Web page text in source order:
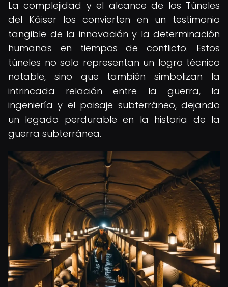
La complejidad y el alcance de los Túneles
del Káiser los convierten en un testimonio
tangible de la innovación y la determinación
humanas en tiempos de conflicto. Estos
túneles no solo representan un logro técnico
notable, sino que también simbolizan la
intrincada relación entre la guerra, la
ingeniería y el paisaje subterráneo, dejando
un legado perdurable en la historia de la
guerra subterránea.